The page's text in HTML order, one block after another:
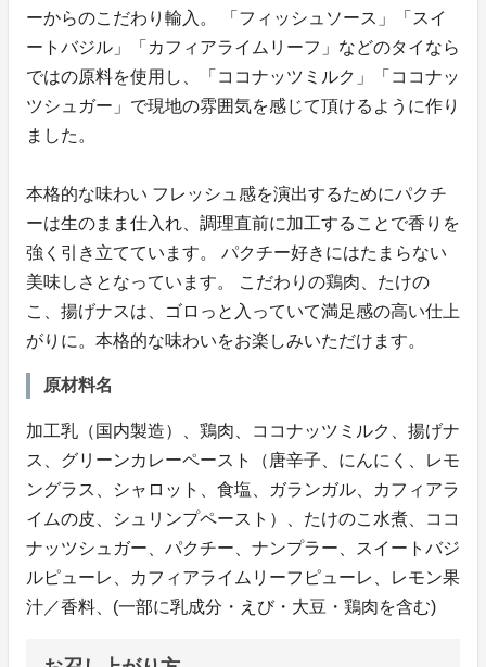
ーからのこだわり輸入。 「フィッシュソース」「スイ
ートバジル」「カフィアライムリーフ」などのタイなら
ではの原料を使用し、「ココナッツミルク」「ココナッ
ツシュガー」で現地の雰囲気を感じて頂けるように作り
ました。
本格的な味わい フレッシュ感を演出するためにパクチ
ーは生のまま仕入れ、調理直前に加工することで香りを
強く引き立てています。 パクチー好きにはたまらない
美味しさとなっています。 こだわりの鶏肉、たけの
こ、揚げナスは、ゴロっと入っていて満足感の高い仕上
がりに。本格的な味わいをお楽しみいただけます。
原材料名
加工乳（国内製造）、鶏肉、ココナッツミルク、揚げナ
ス、グリーンカレーペースト（唐辛子、にんにく、レモ
ングラス、シャロット、食塩、ガランガル、カフィアラ
イムの皮、シュリンプペースト）、たけのこ水煮、ココ
ナッツシュガー、パクチー、ナンプラー、スイートバジ
ルピューレ、カフィアライムリーフピューレ、レモン果
汁／香料、(一部に乳成分・えび・大豆・鶏肉を含む)